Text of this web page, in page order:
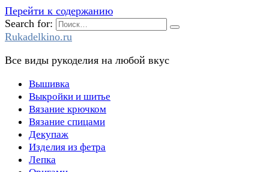
Перейти к содержанию
Search for:
Rukadelkino.ru
Все виды рукоделия на любой вкус
Вышивка
Выкройки и шитье
Вязание крючком
Вязание спицами
Декупаж
Изделия из фетра
Лепка